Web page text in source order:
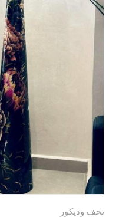
تحف وديكور